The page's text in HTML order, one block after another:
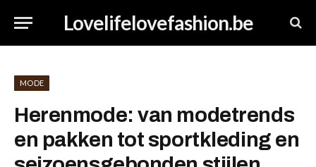
Lovelifelovefashion.be
MODE
Herenmode: van modetrends
en pakken tot sportkleding en